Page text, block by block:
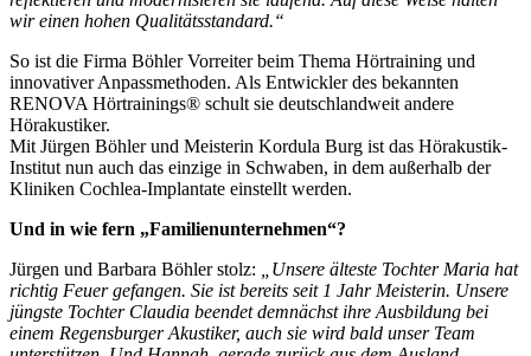
wir einen hohen Qualitätsstandard.“
So ist die Firma Böhler Vorreiter beim Thema Hörtraining und
innovativer Anpassmethoden. Als Entwickler des bekannten
RENOVA Hörtrainings® schult sie deutschlandweit andere
Hörakustiker.
Mit Jürgen Böhler und Meisterin Kordula Burg ist das Hörakustik-
Institut nun auch das einzige in Schwaben, in dem außerhalb der
Kliniken Cochlea-Implantate einstellt werden.
Und in wie fern „Familienunternehmen“?
Jürgen und Barbara Böhler stolz: „Unsere älteste Tochter Maria hat
richtig Feuer gefangen. Sie ist bereits seit 1 Jahr Meisterin. Unsere
jüngste Tochter Claudia beendet demnächst ihre Ausbildung bei
einem Regensburger Akustiker, auch sie wird bald unser Team